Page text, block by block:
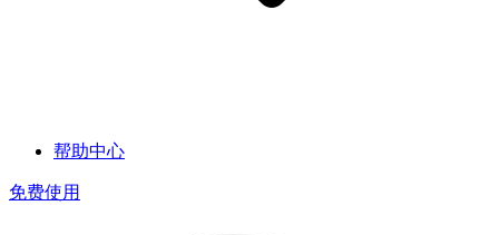
帮助中心
免费使用